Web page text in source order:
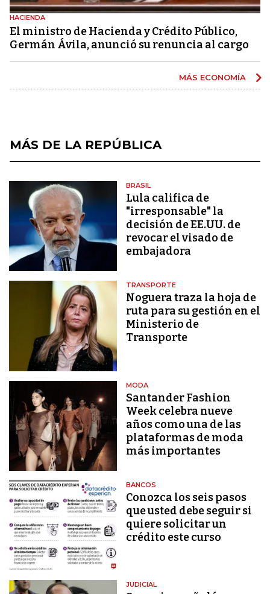
HACIENDA
El ministro de Hacienda y Crédito Público,
Germán Ávila, anunció su renuncia al cargo
MÁS ECONOMÍA
MÁS DE LA REPÚBLICA
BRASIL
Lula califica de
"irresponsable" la
decisión de EE.UU. de
revocar el visado de
embajadora
TRANSPORTE
Noguera traza la hoja de
ruta para su gestión en el
Ministerio de
Transporte
MODA
Santander Fashion
Week celebra nueve
años como una de las
plataformas de moda
más importantes
BANCOS
Conozca los seis pasos
que usted debe seguir si
quiere solicitar un
crédito este curso
JUDICIAL